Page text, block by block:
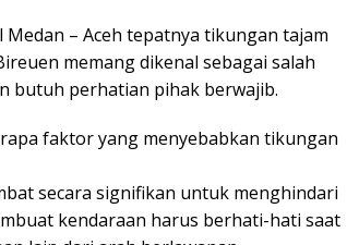
– Aceh tepatnya tikungan tajam
memang dikenal sebagai salah
butuh perhatian pihak berwajib.
faktor yang menyebabkan tikungan
secara signifikan untuk menghindari
kendaraan harus berhati-hati saat